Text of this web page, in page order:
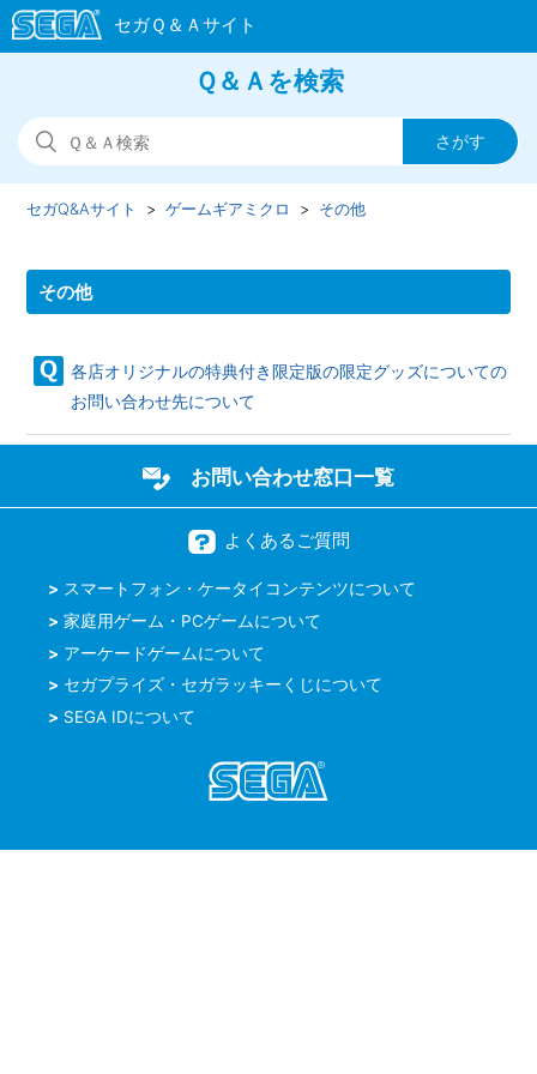
Ｑ＆Ａを検索
セガQ&Aサイト ゲームギアミクロ その他
その他
各店オリジナルの特典付き限定版の限定グッズについての
お問い合わせ先について
お問い合わせ窓口一覧
よくあるご質問
スマートフォン・ケータイコンテンツについて
家庭用ゲーム・PCゲームについて
アーケードゲームについて
セガプライズ・セガラッキーくじについて
SEGA IDについて